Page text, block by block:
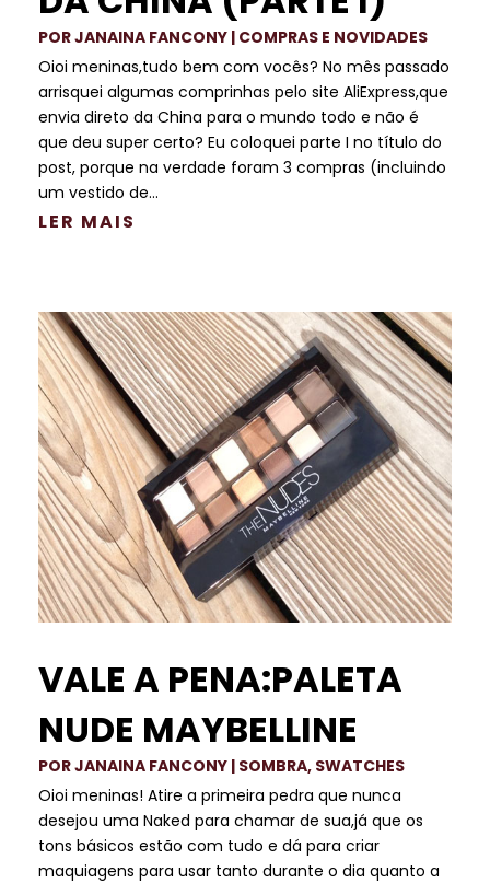
PORJANAINA FANCONY | COMPRAS E NOVIDADES
Oioi meninas,tudo bem com vocês? No mês passado
arrisquei algumas comprinhas pelo site AliExpress,que
envia direto da China para o mundo todo e não é
que deu super certo? Eu coloquei parte I no título do
post, porque na verdade foram 3 compras (incluindo
um vestido de...
LER MAIS
VALE A PENA:PALETA
NUDE MAYBELLINE
PORJANAINA FANCONY | SOMBRA, SWATCHES
Oioi meninas! Atire a primeira pedra que nunca
desejou uma Naked para chamar de sua,já que os
tons básicos estão com tudo e dá para criar
maquiagens para usar tanto durante o dia quanto a